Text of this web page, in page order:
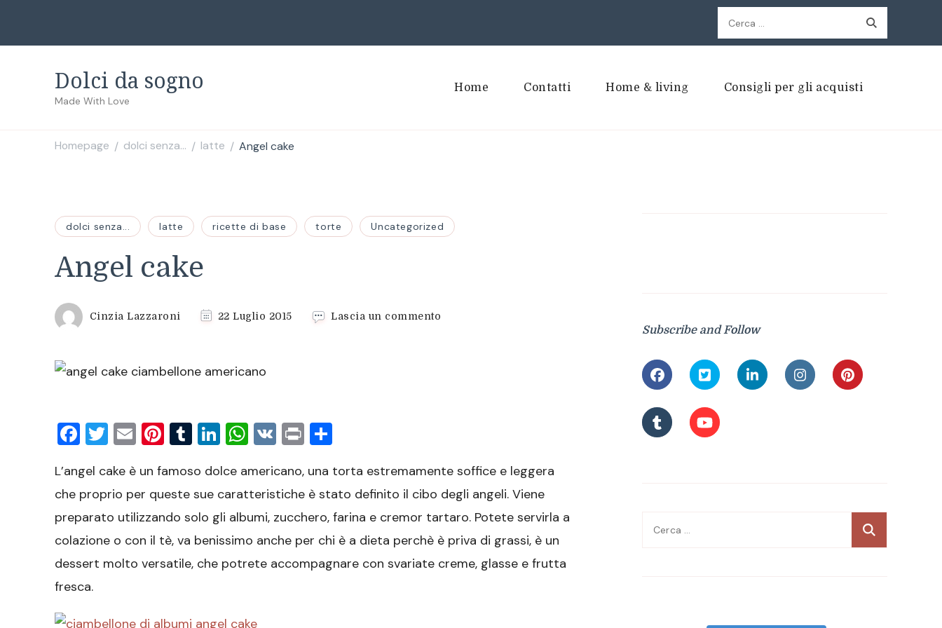
Ricerca
per:
Dolci da sogno
Made With Love
Home Contatti Home & living Consigli per gli acquisti
Homepage / dolci senza... / latte / Angel cake
dolci senza... latte ricette di base torte Uncategorized
Angel cake
Cinzia Lazzaroni 22 Luglio 2015 Lascia un commento
Facebook
Twitter
EmailPinterest
Tumblr
LinkedIn
WhatsApp
VK Print
L’angel cake è un famoso dolce americano, una torta estremamente soffice e leggera
che proprio per queste sue caratteristiche è stato definito il cibo degli angeli. Viene
preparato utilizzando solo gli albumi, zucchero, farina e cremor tartaro. Potete servirla a
colazione o con il tè, va benissimo anche per chi è a dieta perchè è priva di grassi, è un
dessert molto versatile, che potrete accompagnare con svariate creme, glasse e frutta
fresca.
Subscribe and Follow
Ricerca